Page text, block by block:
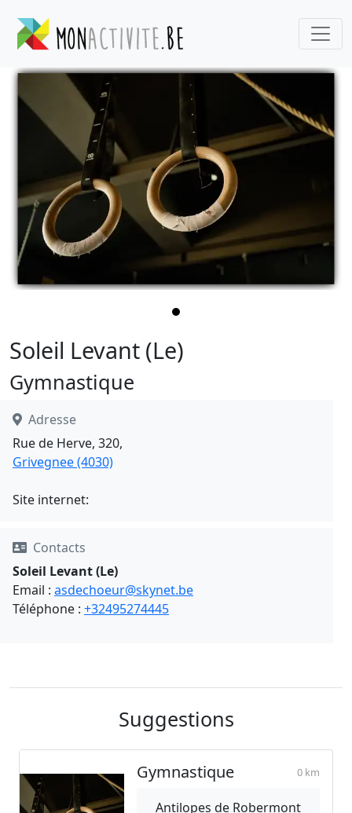
Soleil Levant (Le)
Gymnastique
Adresse
Rue de Herve, 320,
Grivegnee (4030)
Site internet:
Contacts
Soleil Levant (Le)
Email : asdechoeur@skynet.be
Téléphone : +32495274445
Suggestions
Gymnastique 0 km
Antilopes de Robermont